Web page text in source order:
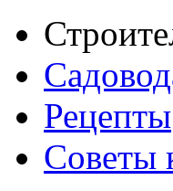
Рецепты
Советы